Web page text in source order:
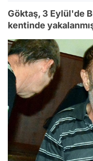
Göktaş, 3 Eylül'de
kentinde